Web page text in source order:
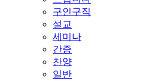
구인구직
설교
세미나
간증
찬양
일반